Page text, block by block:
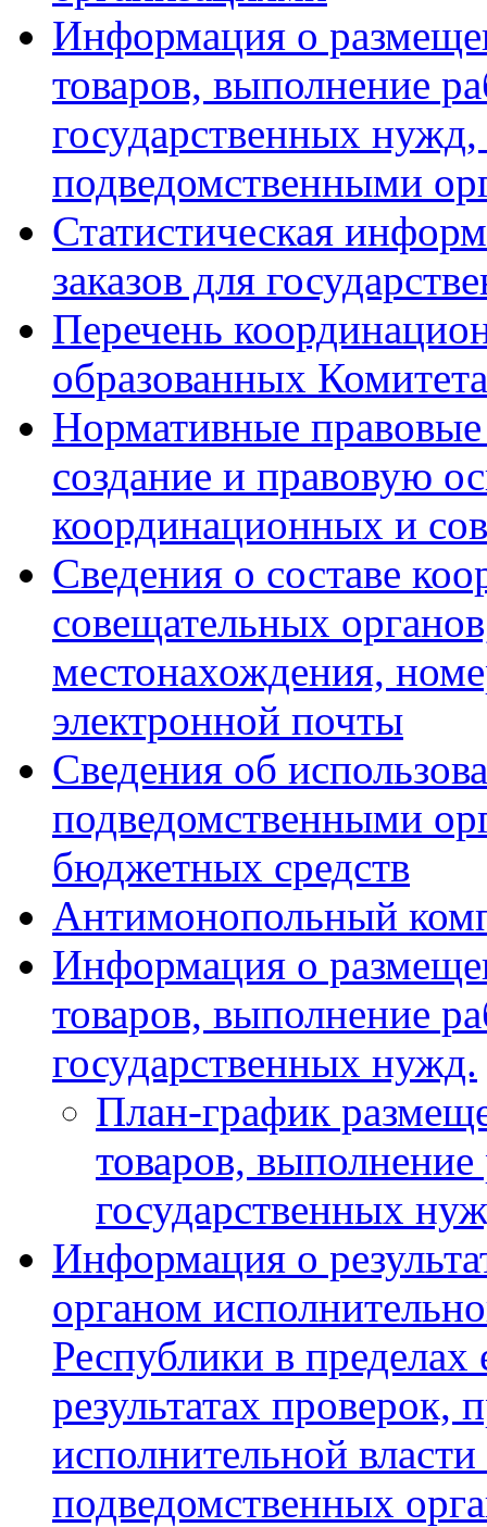
Информация о
товаров, выполнение
государственных
подведомственными
Статистическая
заказов для
Перечень
образованных Комитета
Нормативные
создание и правовую
координационных и
Сведения о составе
совещательных
местонахождения,
электронной почты
Сведения об
подведомственными
бюджетных средств
Антимонопольный
Информация о
товаров, выполнение
государственных нужд.
План-график
товаров, выполнение
государственных
Информация о
органом
Республики в
результатах проверок,
исполнительной
подведомственных